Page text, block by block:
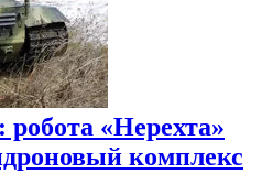
«Нерехта»
комплекс